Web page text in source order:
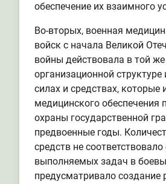
обеспечение их взаимного
Во-вторых, военная
войск с начала Великой
войны действовала в той же
организационной структуре
силах и средствах, которые
медицинского обеспечения
охраны государственной
предвоенные годы.
средств не
выполняемых задач в
предусматривало создание